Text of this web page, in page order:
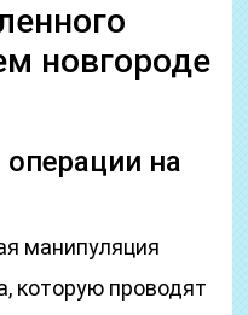
новгороде
на
манипуляция
которую проводят